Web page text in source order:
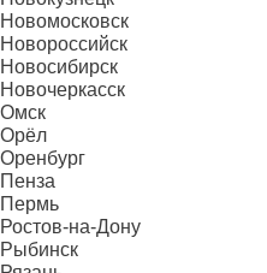
Новомосковск
Новороссийск
Новосибирск
Новочеркасск
Омск
Орёл
Оренбург
Пенза
Пермь
Ростов-на-Дону
Рыбинск